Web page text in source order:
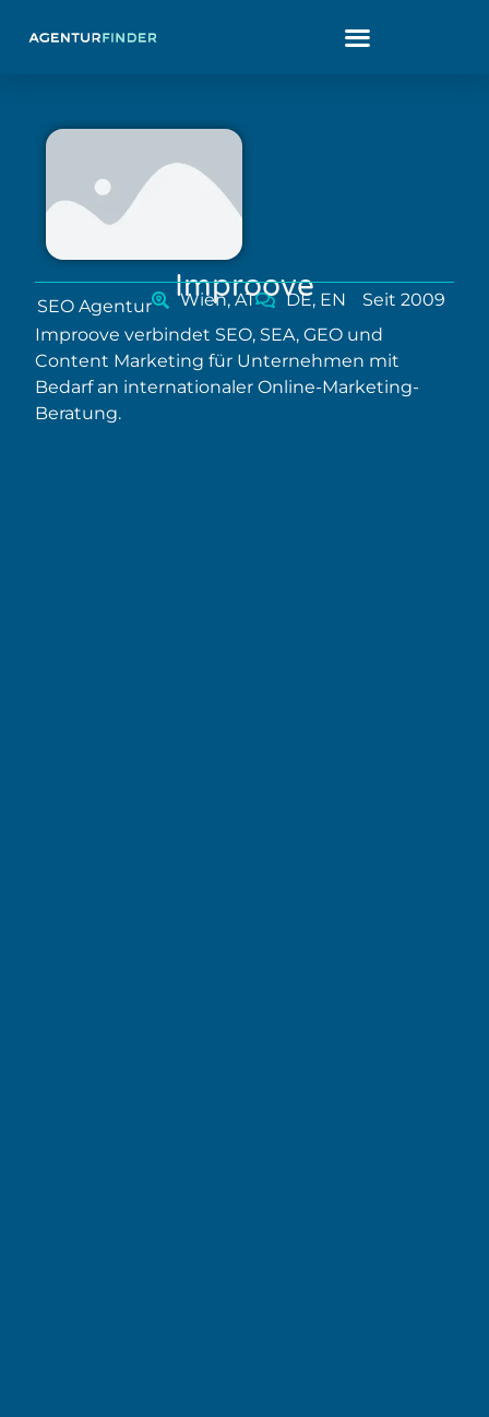
Improove
SEO Agentur Wien, AT DE, EN
Seit 2009
Improove verbindet SEO, SEA, GEO und
Content Marketing für Unternehmen mit
Bedarf an internationaler Online-Marketing-
Beratung.